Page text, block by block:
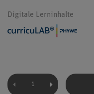
Digitale Lerninhalte